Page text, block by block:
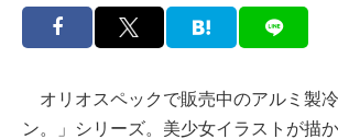
オリオスペックで販売中のアルミ製
ン。」シリーズ。美少女イラストが描